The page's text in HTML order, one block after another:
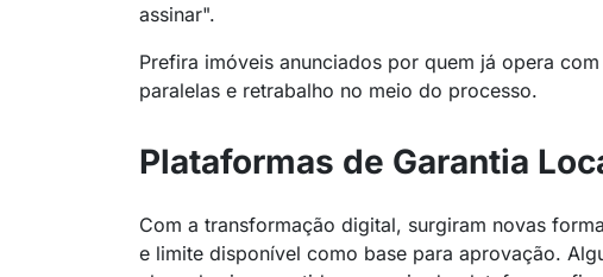
assinar".
Prefira imóveis anunciados por quem já opera
paralelas e retrabalho no meio do processo.
Plataformas de Garantia
Com a transformação digital, surgiram novas
e limite disponível como base para aprovação.